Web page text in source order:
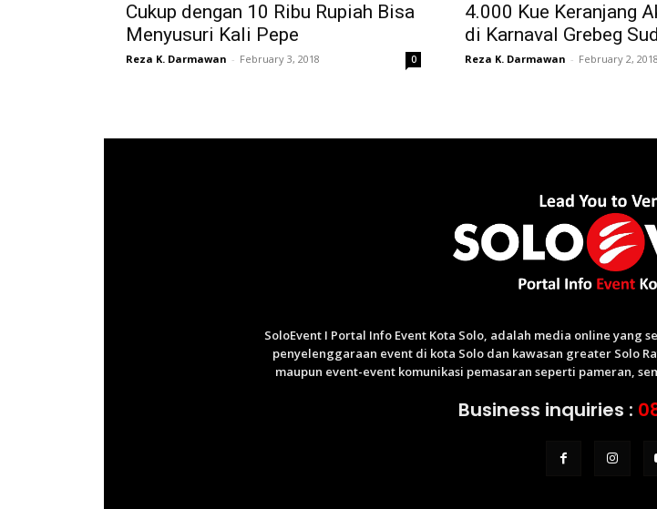
Cukup dengan 10 Ribu Rupiah Bisa
Menyusuri Kali Pepe
Reza K. Darmawan - February 3, 2018 0
4.000 Kue Keranjang
di Karnaval Grebeg
Reza K. Darmawan - February 2, 2018
SoloEvent I Portal Info Event Kota Solo, adalah media online yang
penyelenggaraan event di kota Solo dan kawasan greater Solo
maupun event-event komunikasi pemasaran seperti pameran,
Business inquiries :